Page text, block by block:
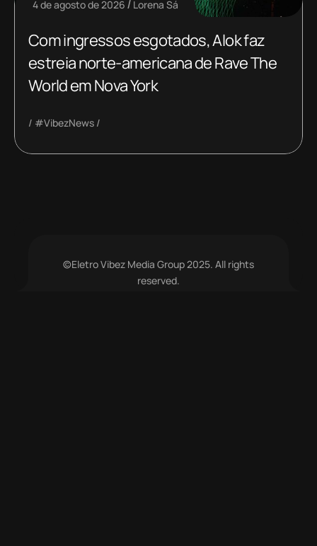
4 de agosto de 2026 Lorena Sá
Com ingressos esgotados, Alok faz
estreia norte-americana de Rave The
World em Nova York
#VibezNews
©Eletro Vibez Media Group 2025. All rights
reserved.